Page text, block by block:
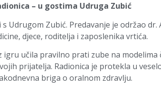
– u gostima Udruga Zubić
Udrugom Zubić. Predavanje je održao
djece, roditelja i zaposlenika vrtića.
učila pravilno prati zube na modelima
prijatelja. Radionica je protekla u
briga o oralnom zdravlju.